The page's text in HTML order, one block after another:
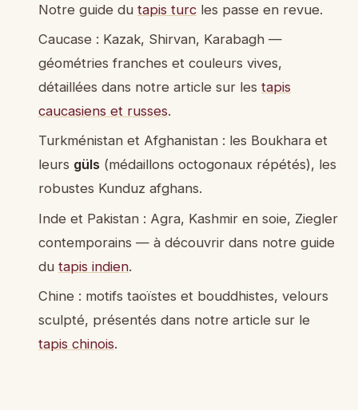
Notre guide du tapis turcles passe en revue.
Caucase : Kazak, Shirvan, Karabagh —
géométries franches et couleurs vives,
détaillées dans notre article sur les tapis
caucasiens et russes.
Turkménistan et Afghanistan : les Boukhara et
leurs güls (médaillons octogonaux répétés), les
robustes Kunduz afghans.
Inde et Pakistan : Agra, Kashmir en soie, Ziegler
contemporains — à découvrir dans notre guide
du tapis indien.
Chine : motifs taoïstes et bouddhistes, velours
sculpté, présentés dans notre article sur le
tapis chinois.